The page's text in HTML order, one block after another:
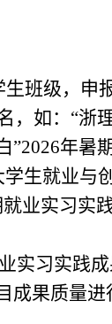
班级，申
，如： “浙
”2026年暑
学生就业与
业实习实
实习实践
成果质量